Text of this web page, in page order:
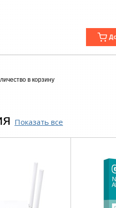
в корзину
Показать все